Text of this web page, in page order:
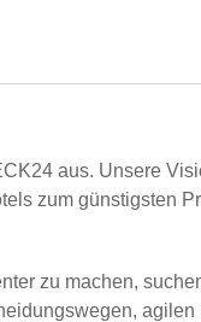
aus. Unsere
zum günstigsten
zu machen,